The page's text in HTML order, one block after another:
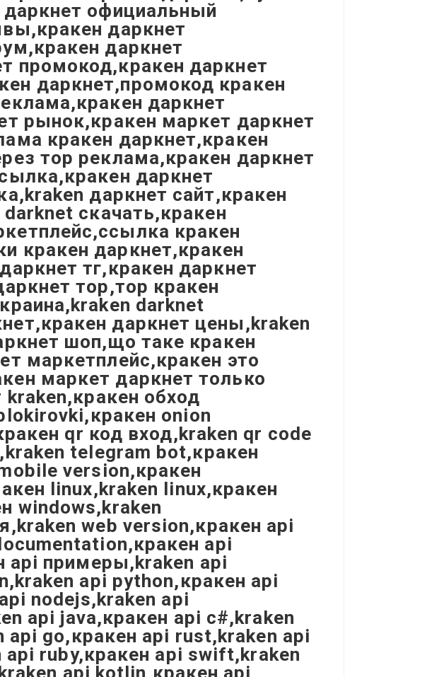
даркнет официальный
даркнет
даркнет
промокод,кракен даркнет
даркнет,промокод кракен
даркнет
рынок,кракен маркет даркнет
кракен даркнет,кракен
тор реклама,кракен даркнет
даркнет
даркнет сайт,кракен
скачать,кракен
кракен
кракен даркнет,кракен
тг,кракен даркнет
тор,тор кракен
darknet
даркнет цены,kraken
шоп,що таке кракен
маркетплейс,кракен это
маркет даркнет только
kraken,кракен обход
onion
qr код вход,kraken qr code
telegram bot,кракен
version,кракен
linux,kraken linux,кракен
windows,kraken
web version,кракен api
api
api примеры,kraken api
api python,кракен api
nodejs,kraken api
api java,кракен api c#,kraken
api go,кракен api rust,kraken api
ruby,кракен api swift,kraken
api kotlin,кракен api